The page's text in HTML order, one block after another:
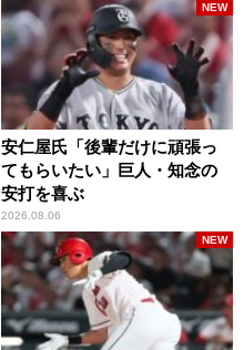
安仁屋氏「後輩だけに頑張っ
てもらいたい」巨人・知念の
安打を喜ぶ
2026.08.06
NEW
NEW